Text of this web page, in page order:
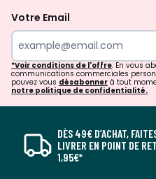
Votre Email
*Voir conditions de l'offre. En vous
communications commerciales
pouvez vous désabonner à tout
notre politique de confidentialité.
DÈS 49€ D’ACHAT,
LIVRER EN POINT DE
1,95€*